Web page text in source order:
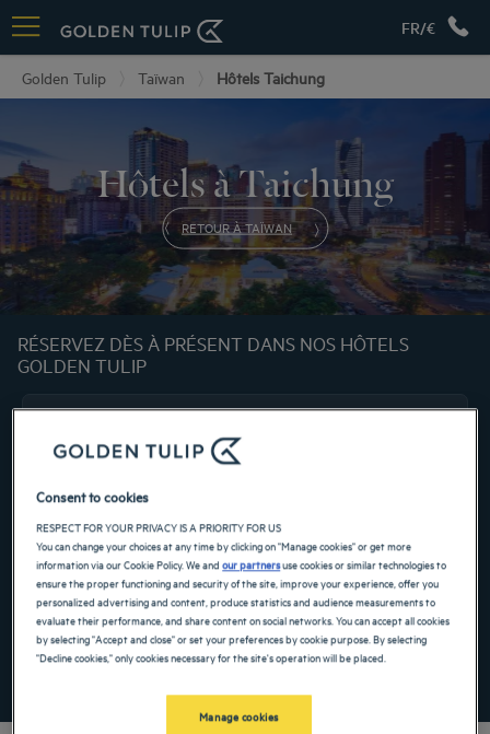
FR/€
Golden Tulip Taïwan Hôtels Taichung
Hôtels à Taichung
RETOUR À TAÏWAN
RÉSERVEZ DÈS À PRÉSENT DANS NOS HÔTELS
GOLDEN TULIP
Navigate forward to interact with the calendar and select a date. Press the
Navigate backward to interact with the
RECHERCHER
Ajouter un code
Consent to cookies
RESPECT FOR YOUR PRIVACY IS A PRIORITY FOR US
You can change your choices at any time by clicking on "Manage cookies" or get more
information via our Cookie Policy. We andour partnersuse cookies or similar technologies to
ensure the proper functioning and security of the site, improve your experience, offer you
personalized advertising and content, produce statistics and audience measurements to
evaluate their performance, and share content on social networks. You can accept all cookies
by selecting "Accept and close" or set your preferences by cookie purpose. By selecting
"Decline cookies," only cookies necessary for the site's operation will be placed.
Manage cookies